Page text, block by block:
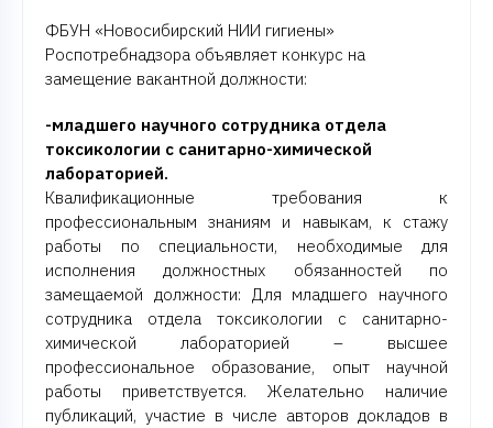
ФБУН «Новосибирский НИИ гигиены»
Роспотребнадзора объявляет конкурс на
замещение вакантной должности:
-младшего научного сотрудника отдела
токсикологии с санитарно-химической
лабораторией.
Квалификационные требования к
профессиональным знаниям и навыкам, к стажу
работы по специальности, необходимые для
исполнения должностных обязанностей по
замещаемой должности: Для младшего научного
сотрудника отдела токсикологии с санитарно-
химической лабораторией – высшее
профессиональное образование, опыт научной
работы приветствуется. Желательно наличие
публикаций, участие в числе авторов докладов в